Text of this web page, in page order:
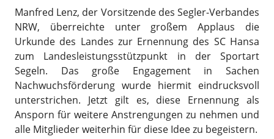
Manfred Lenz, der Vorsitzende des Segler-Verbandes
NRW, überreichte unter großem Applaus die
Urkunde des Landes zur Ernennung des SC Hansa
zum Landesleistungsstützpunkt in der Sportart
Segeln. Das große Engagement in Sachen
Nachwuchsförderung wurde hiermit eindrucksvoll
unterstrichen. Jetzt gilt es, diese Ernennung als
Ansporn für weitere Anstrengungen zu nehmen und
alle Mitglieder weiterhin für diese Idee zu begeistern.